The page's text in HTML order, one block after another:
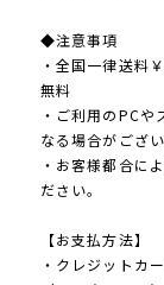
◆注意事項
・全国一律送料
無料
・ご利用のPC
なる場合がござい
・お客様都合に
ださい。
【お支払方法】
・クレジットカ